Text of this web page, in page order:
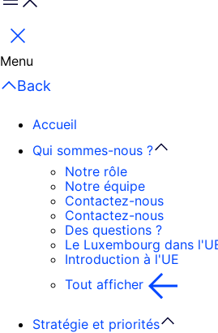
Menu
Fermer
Menu
Back
Accueil
Qui sommes-nous ?
Notre rôle
Notre équipe
Contactez-nous
Contactez-nous
Des questions ?
Le Luxembourg dans
Introduction à l'UE
Tout afficher
Stratégie et priorités